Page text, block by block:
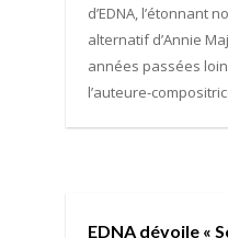
d’EDNA, l’étonnant
alternatif d’Annie
années passées
l’auteure-
EDNA dévoile «